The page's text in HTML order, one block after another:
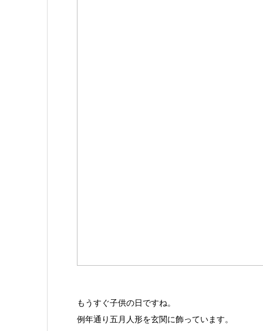
もうすぐ子供の日ですね。
例年通り五月人形を玄関に飾っています。